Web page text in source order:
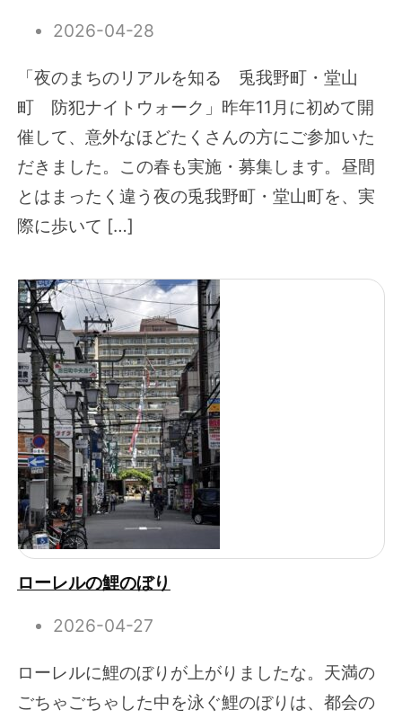
2026-04-28
「夜のまちのリアルを知る 兎我野町・堂山
町 防犯ナイトウォーク」昨年11月に初めて開
催して、意外なほどたくさんの方にご参加いた
だきました。この春も実施・募集します。昼間
とはまったく違う夜の兎我野町・堂山町を、実
際に歩いて […]
ローレルの鯉のぼり
2026-04-27
ローレルに鯉のぼりが上がりましたな。天満の
ごちゃごちゃした中を泳ぐ鯉のぼりは、都会の